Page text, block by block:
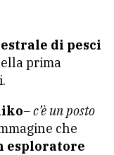
di pesci
prima
– c’è un posto
che
esploratore